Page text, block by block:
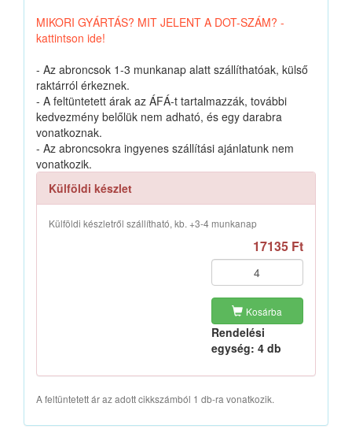
MIKORI GYÁRTÁS? MIT JELENT A DOT-SZÁM? -
kattintson ide!
- Az abroncsok 1-3 munkanap alatt szállíthatóak, külső
raktárról érkeznek.
- A feltüntetett árak az ÁFÁ-t tartalmazzák, további
kedvezmény belőlük nem adható, és egy darabra
vonatkoznak.
- Az abroncsokra ingyenes szállítási ajánlatunk nem
vonatkozik.
Külföldi készlet
Külföldi készletről szállítható, kb. +3-4 munkanap
17135 Ft
Kosárba
Rendelési
egység: 4 db
A feltüntetett ár az adott cikkszámból 1 db-ra vonatkozik.